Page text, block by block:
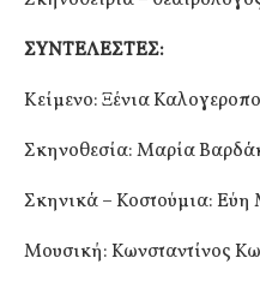
ΣΥΝΤΕΛΕΣΤΕΣ:
Κείμενο: Ξένια
Σκηνοθεσία: Μαρία
Σκηνικά – Κοστούμια: Εύη
Μουσική: Κωνσταντίνος